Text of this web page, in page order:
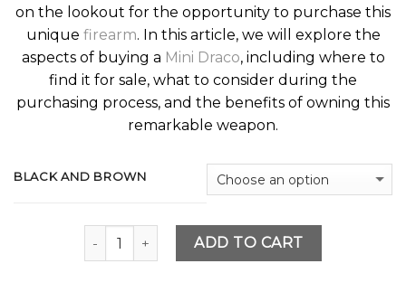
on the lookout for the opportunity to purchase this
unique firearm. In this article, we will explore the
aspects of buying a Mini Draco, including where to
find it for sale, what to consider during the
purchasing process, and the benefits of owning this
remarkable weapon.
BLACK AND BROWN
Quantity ADD TO CART